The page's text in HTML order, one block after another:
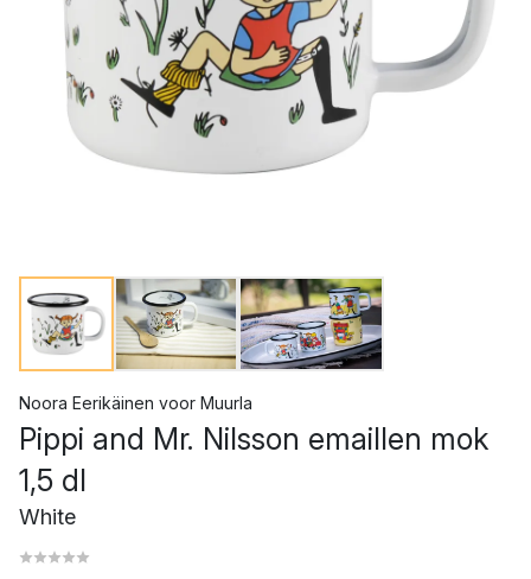
Noora Eerikäinen voor Muurla
Pippi and Mr. Nilsson emaillen mok
1,5 dl
White